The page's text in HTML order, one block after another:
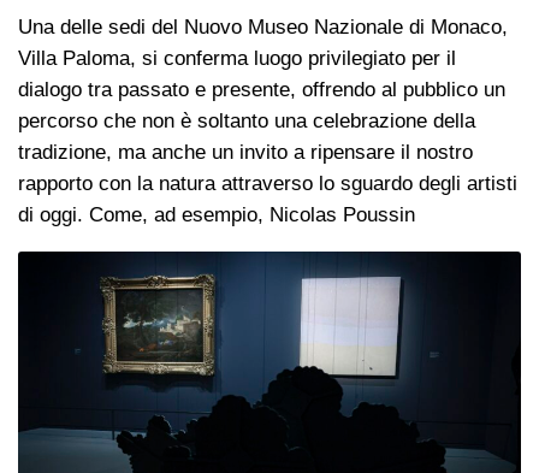
Una delle sedi del Nuovo Museo Nazionale di Monaco,
Villa Paloma, si conferma luogo privilegiato per il
dialogo tra passato e presente, offrendo al pubblico un
percorso che non è soltanto una celebrazione della
tradizione, ma anche un invito a ripensare il nostro
rapporto con la natura attraverso lo sguardo degli artisti
di oggi. Come, ad esempio, Nicolas Poussin